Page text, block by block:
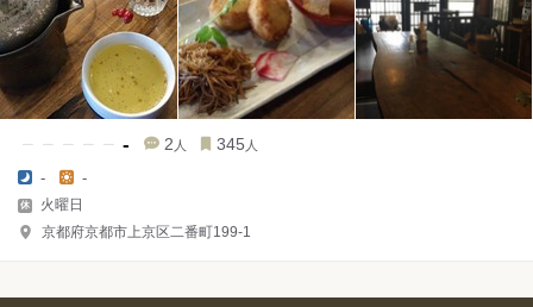
- 2 人 345 人
- -
火曜日
京都府京都市上京区二番町199-1